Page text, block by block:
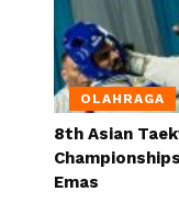
OLAHRAGA
8th Asian
Emas